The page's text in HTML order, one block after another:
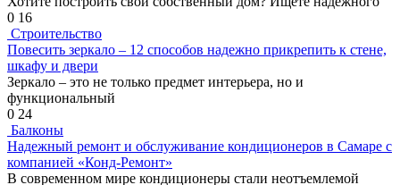
0 16
Строительство
Повесить зеркало – 12 способов надежно прикрепить к стене,
шкафу и двери
Зеркало – это не только предмет интерьера, но и
функциональный
0 24
Балконы
Надежный ремонт и обслуживание кондиционеров в Самаре с
компанией «Конд-Ремонт»
В современном мире кондиционеры стали неотъемлемой